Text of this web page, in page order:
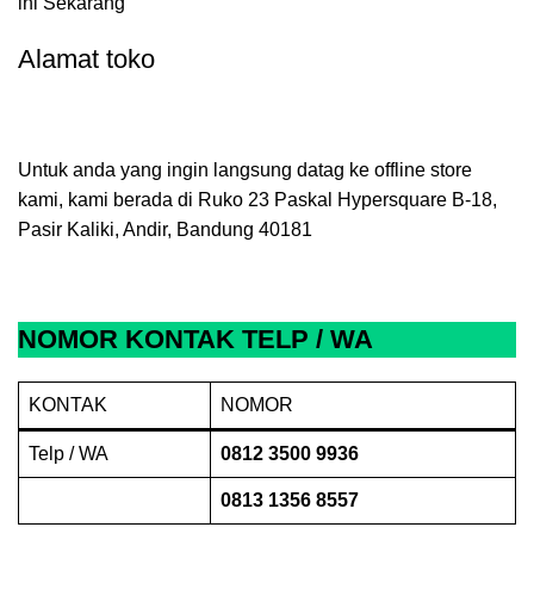
Alamat toko
Untuk anda yang ingin langsung datag ke offline store
kami, kami berada di Ruko 23 Paskal Hypersquare B-18,
Pasir Kaliki, Andir, Bandung 40181
NOMOR KONTAK TELP / WA
KONTAK NOMOR
Telp / WA 0812 3500 9936
0813 1356 8557